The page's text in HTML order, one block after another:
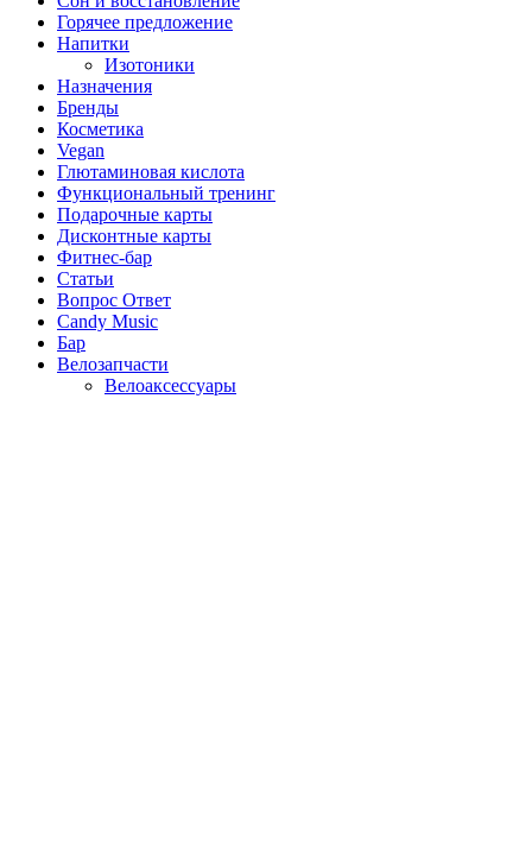
Горячее предложение
Напитки
Изотоники
Назначения
Бренды
Косметика
Vegan
Глютаминовая кислота
Функциональный тренинг
Подарочные карты
Дисконтные карты
Фитнес-бар
Статьи
Вопрос Ответ
Candy Music
Бар
Велозапчасти
Велоаксессуары